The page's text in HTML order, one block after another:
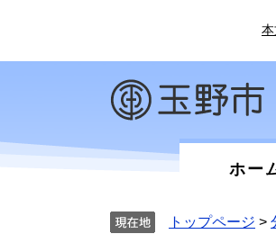
の
す。
ー
し
ホー
トップページ >